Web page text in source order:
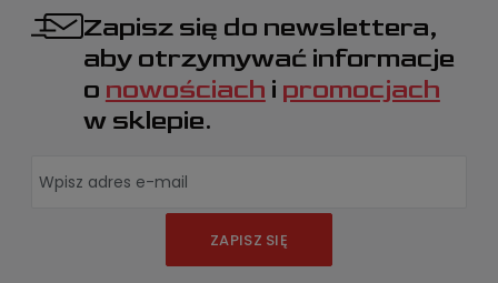
Zapisz się do newslettera,
aby otrzymywać informacje
o nowościach i promocjach
w sklepie.
ZAPISZ SIĘ